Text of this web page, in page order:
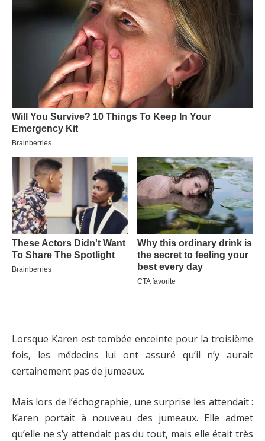
Lorsque Karen est tombée enceinte pour la troisième
fois, les médecins lui ont assuré qu’il n’y aurait
certainement pas de jumeaux.
Mais lors de l’échographie, une surprise les attendait :
Karen portait à nouveau des jumeaux. Elle admet
qu’elle ne s’y attendait pas du tout, mais elle était très